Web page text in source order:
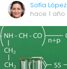
Sofía López
hace 1 año